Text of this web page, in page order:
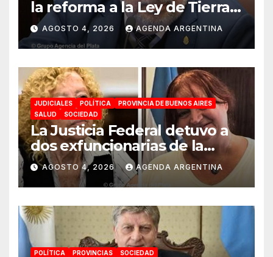
la reforma a la Ley de Tierras:
«Esta ley vende el país»
AGOSTO 4, 2026 AGENDA ARGENTINA
JUDICIALES POLÍTICA
PROVINCIA DE BUENOS AIRES
SALUD
SOCIEDAD
La Justicia Federal detuvo a
dos exfuncionarias de la
ANMAT y el INAME por la
causa del fentanilo
contaminado
AGOSTO 4, 2026 AGENDA ARGENTINA
POLÍTICA PROVINCIAS SOCIEDAD